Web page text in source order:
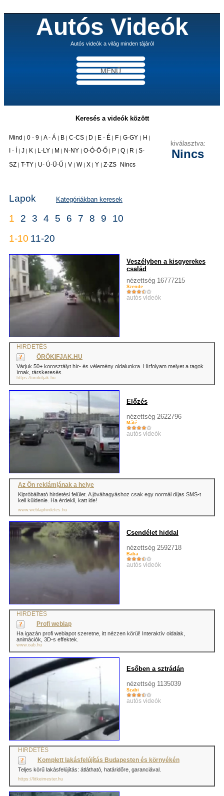
Autós Videók
Autós videók a világ minden tájáról
Keresés a videók között
Mind | 0 - 9 | A - Á | B | C-CS | D | E - É | F | G-GY | H |
I - Í | J | K | L-LY | M | N-NY | O-Ó-Ö-Ő | P | Q | R | S-
SZ | T-TY | U- Ú-Ü-Ű | V | W | X | Y | Z-ZS Nincs
kiválasztva:
Nincs
Lapok Kategóriákban keresek
1 2 3 4 5 6 7 8 9
10
1-10 11-20
Veszélyben a kisgyerekes
család
nézettség 16777215
Szende
autós videók
HIRDETÉS
ÖRÖKIFJAK.HU
Várjuk 50+ korosztályt hír- és vélemény oldalunkra. Hírfolyam melyet a tagok
írnak, társkeresés.
https://orokifjak.hu
Előzés
nézettség 2622796
Máté
autós videók
Az Ön reklámjának a helye
Kipróbálható hirdetési felület. A jóváhagyáshoz csak egy normál díjas SMS-t
kell küldenie. Ha érdekli, katt ide!
www.weblaphirdetes.hu
Csendélet hiddal
nézettség 2592718
Baba
autós videók
HIRDETÉS
Profi weblap
Ha igazán profi weblapot szeretne, itt nézzen körül! Interaktív oldalak,
animációk, 3D-s effektek.
www.oab.hu
Esőben a sztrádán
nézettség 1135039
Szabi
autós videók
HIRDETÉS
Komplett lakásfelújítás Budapesten és környékén
Teljes körű lakásfelújítás: átlátható, határidőre, garanciával.
https://litkeimester.hu